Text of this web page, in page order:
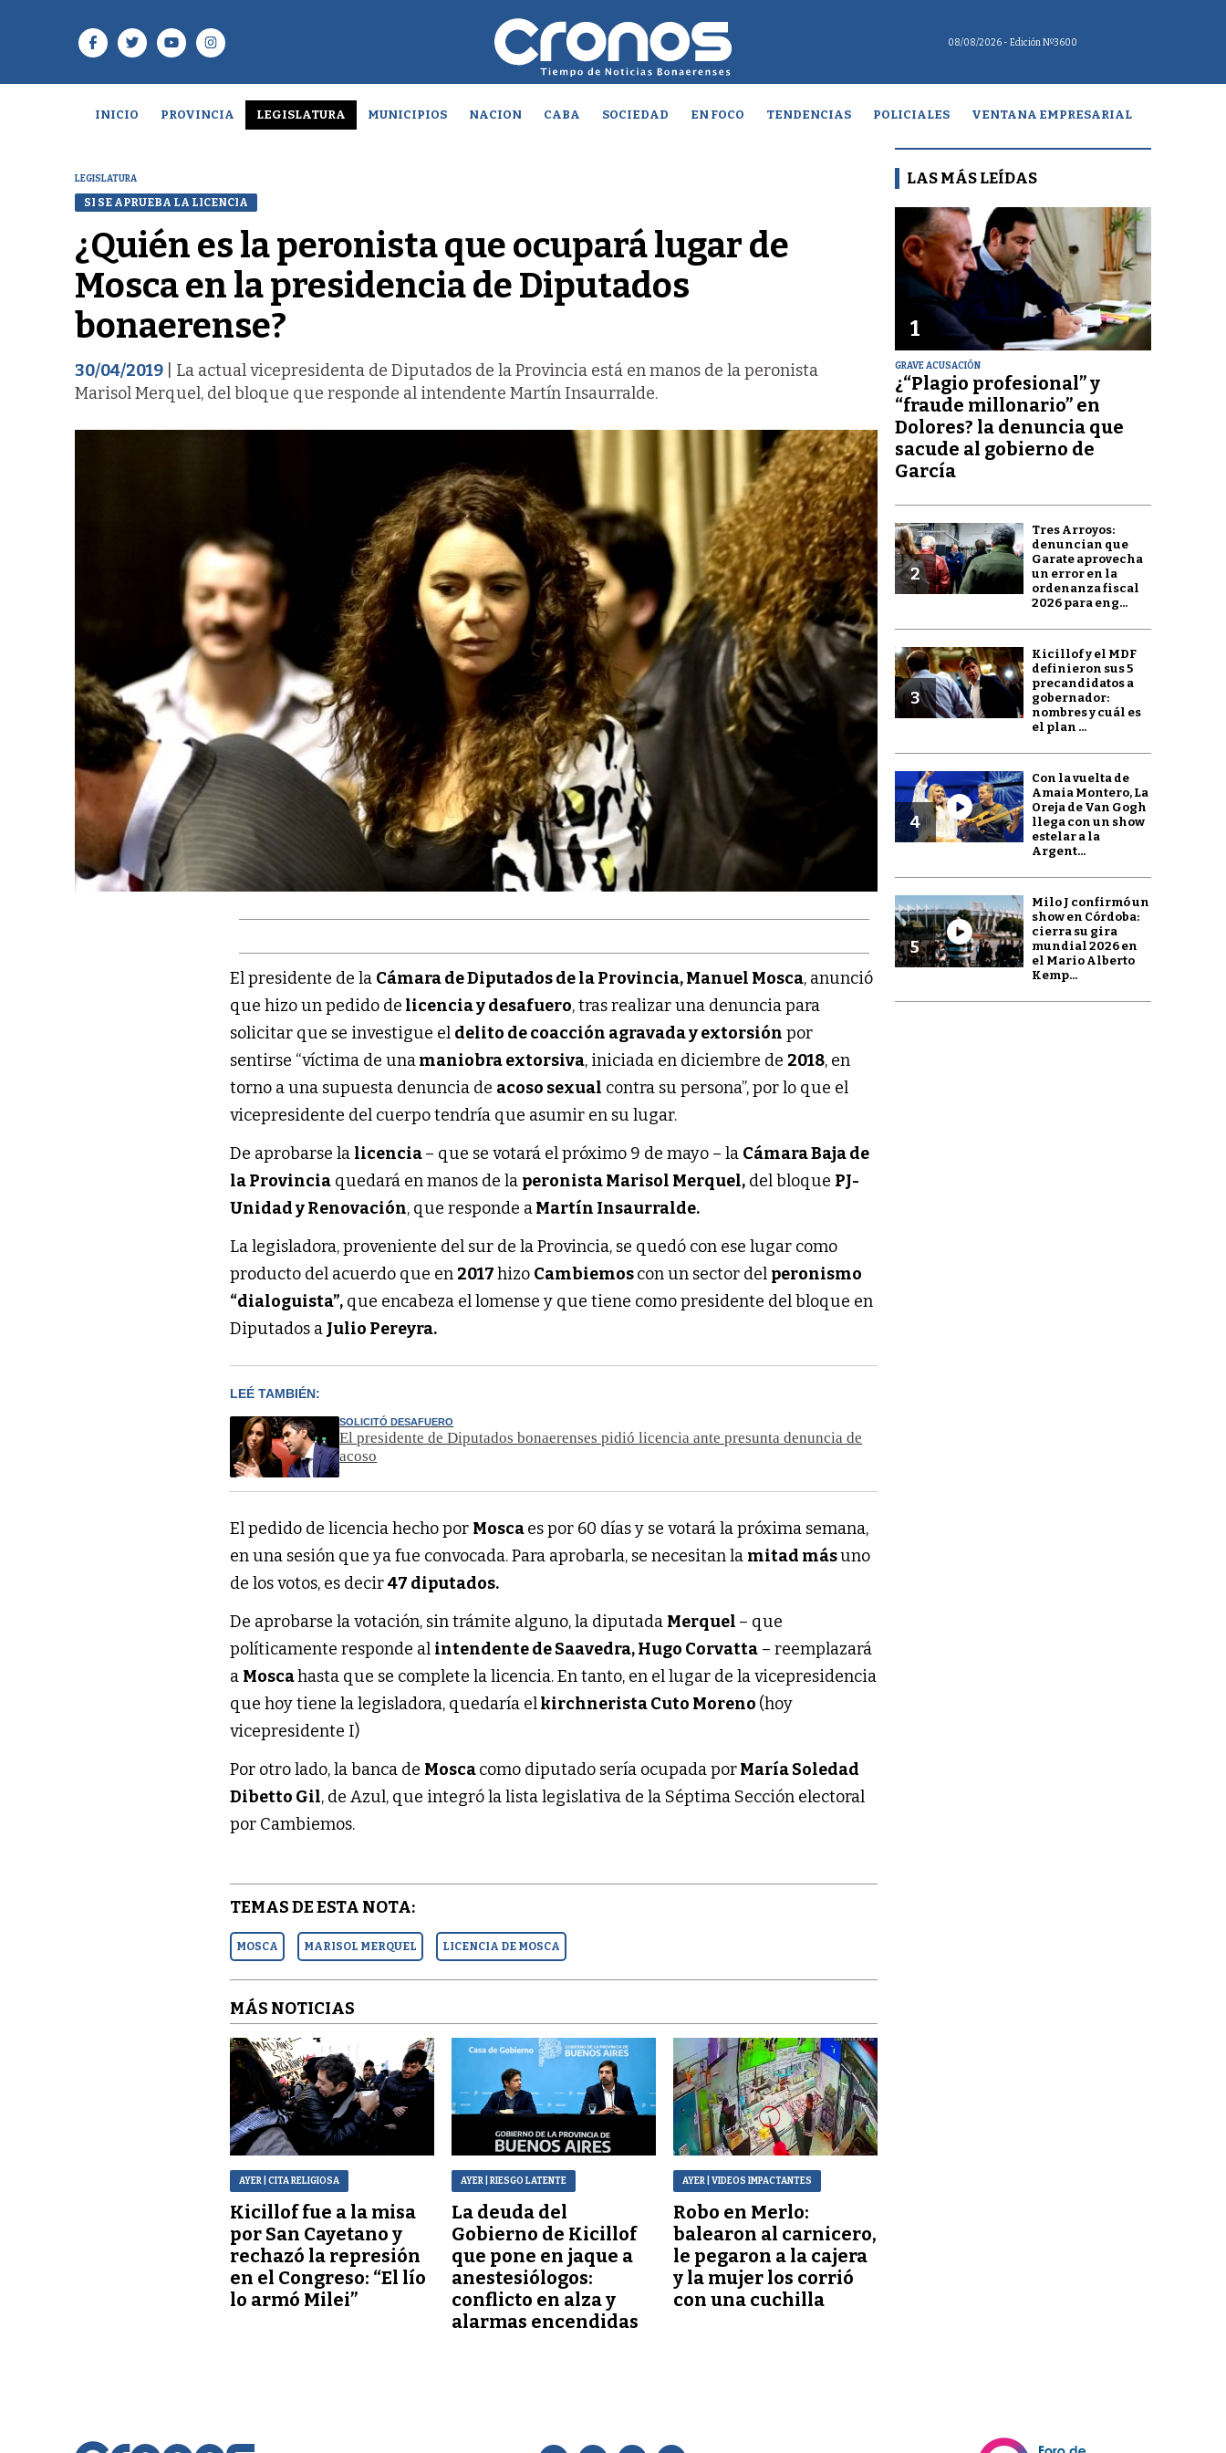
08/08/2026 - Edición Nº3600
INICIO PROVINCIA LEGISLATURA MUNICIPIOS NACION CABA SOCIEDAD EN FOCO TENDENCIAS POLICIALES VENTANA EMPRESARIAL
LEGISLATURA
SI SE APRUEBA LA LICENCIA
¿Quién es la peronista que ocupará lugar de
Mosca en la presidencia de Diputados
bonaerense?
30/04/2019 | La actual vicepresidenta de Diputados de la Provincia está en manos de la peronista
Marisol Merquel, del bloque que responde al intendente Martín Insaurralde.
El presidente de la Cámara de Diputados de la Provincia, Manuel Mosca, anunció
que hizo un pedido de licencia y desafuero, tras realizar una denuncia para
solicitar que se investigue el delito de coacción agravada y extorsión por
sentirse “víctima de unamaniobra extorsiva, iniciada en diciembre de 2018, en
torno a una supuesta denuncia de acoso sexual contra su persona”, por lo que el
vicepresidente del cuerpo tendría que asumir en su lugar.
De aprobarse la licencia– que se votará el próximo 9 de mayo – la Cámara Baja de
la Provincia quedará en manos de la peronista Marisol Merquel, del bloque PJ-
Unidad y Renovación, que responde aMartín Insaurralde.
La legisladora, proveniente del sur de la Provincia, se quedó con ese lugar como
producto del acuerdo que en 2017hizo Cambiemoscon un sector del peronismo
“dialoguista”, que encabeza el lomense y que tiene como presidente del bloque en
Diputados a Julio Pereyra.
LEÉ TAMBIÉN:
SOLICITÓ DESAFUERO
El presidente de Diputados bonaerenses pidió licencia ante presunta denuncia de
acoso
El pedido de licencia hecho por Moscaes por 60 días y se votará la próxima semana,
en una sesión que ya fue convocada. Para aprobarla, se necesitan la mitad másuno
de los votos, es decir47 diputados.
De aprobarse la votación, sin trámite alguno, la diputada Merquel – que
políticamente responde al intendente de Saavedra, Hugo Corvatta – reemplazará
a Moscahasta que se complete la licencia. En tanto, en el lugar de la vicepresidencia
que hoy tiene la legisladora, quedaría elkirchnerista Cuto Moreno (hoy
vicepresidente I)
Por otro lado, la banca de Moscacomo diputado sería ocupada porMaría Soledad
Dibetto Gil, de Azul, que integró la lista legislativa de la Séptima Sección electoral
por Cambiemos.
TEMAS DE ESTA NOTA:
MOSCA MARISOL MERQUEL LICENCIA DE MOSCA
MÁS NOTICIAS
AYER | CITA RELIGIOSA
Kicillof fue a la misa
por San Cayetano y
rechazó la represión
en el Congreso: “El lío
lo armó Milei”
AYER | RIESGO LATENTE
La deuda del
Gobierno de Kicillof
que pone en jaque a
anestesiólogos:
conflicto en alza y
alarmas encendidas
AYER | VIDEOS IMPACTANTES
Robo en Merlo:
balearon al carnicero,
le pegaron a la cajera
y la mujer los corrió
con una cuchilla
LAS MÁS LEÍDAS
1
GRAVE ACUSACIÓN
¿“Plagio profesional” y
“fraude millonario” en
Dolores? la denuncia que
sacude al gobierno de
García
2
Tres Arroyos:
denuncian que
Garate aprovecha
un error en la
ordenanza fiscal
2026 para eng...
3
Kicillof y el MDF
definieron sus 5
precandidatos a
gobernador:
nombres y cuál es
el plan ...
4
Con la vuelta de
Amaia Montero, La
Oreja de Van Gogh
llega con un show
estelar a la
Argent...
5
Milo J confirmó un
show en Córdoba:
cierra su gira
mundial 2026 en
el Mario Alberto
Kemp...